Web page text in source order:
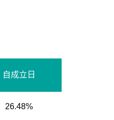
自成立日
26.48%